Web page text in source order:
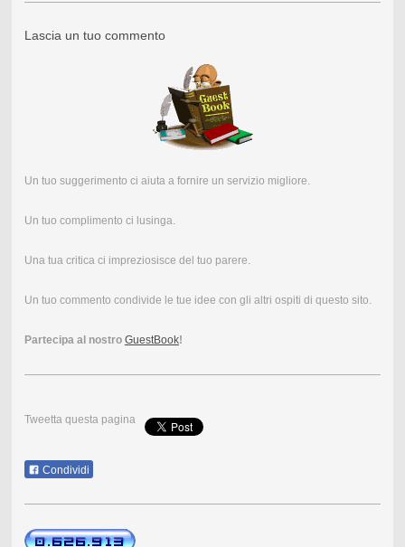
Lascia un tuo commento
Un tuo suggerimento ci aiuta a fornire un servizio migliore.
Un tuo complimento ci lusinga.
Una tua critica ci impreziosisce del tuo parere.
Un tuo commento condivide le tue idee con gli altri ospiti di questo sito.
Partecipa al nostro GuestBook!
Tweetta questa pagina
Condividi